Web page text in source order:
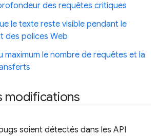
des requêtes critiques
le texte reste visible pendant le
des polices Web
maximum le nombre de requêtes et la
modifications
soient détectés dans les API